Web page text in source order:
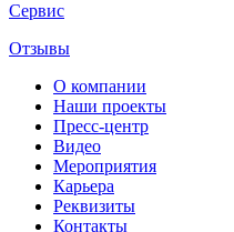
Сервис
Отзывы
О компании
Наши проекты
Пресс-центр
Видео
Мероприятия
Карьера
Реквизиты
Контакты